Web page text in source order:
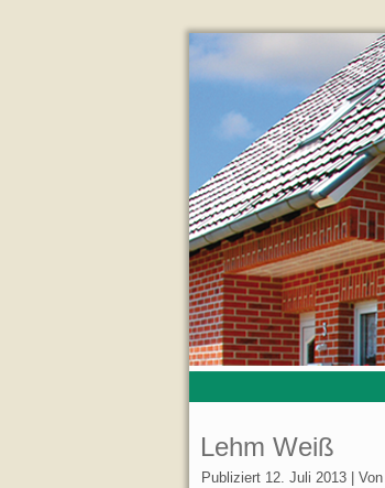
Lehm Weiß
Publiziert 12. Juli 2013 Von